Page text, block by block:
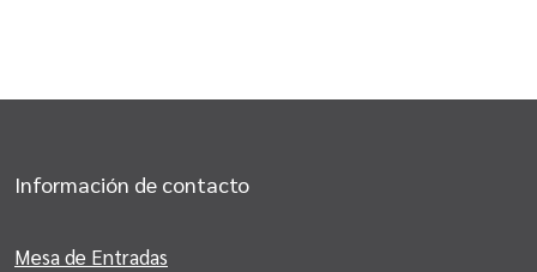
Información de contacto
Mesa de Entradas